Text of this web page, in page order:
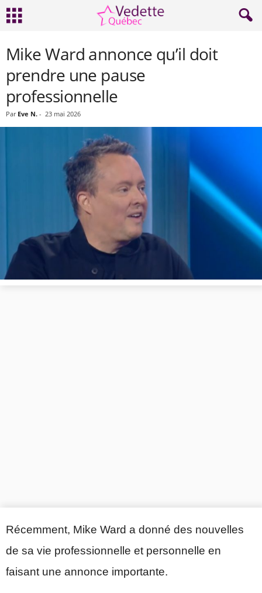
Mike Ward annonce qu’il doit
prendre une pause
professionnelle
Par Eve N. - 23 mai 2026
Récemment, Mike Ward a donné des nouvelles
de sa vie professionnelle et personnelle en
faisant une annonce importante.